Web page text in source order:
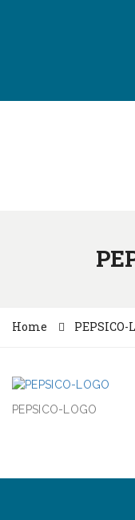
Home PEPSICO-
PEPSICO-LOGO